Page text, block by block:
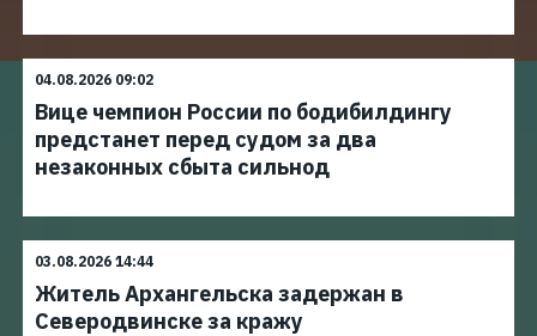
04.08.2026 09:02
Вице чемпион России по бодибилдингу
предстанет перед судом за два
незаконных сбыта сильнод
03.08.2026 14:44
Житель Архангельска задержан в
Северодвинске за кражу